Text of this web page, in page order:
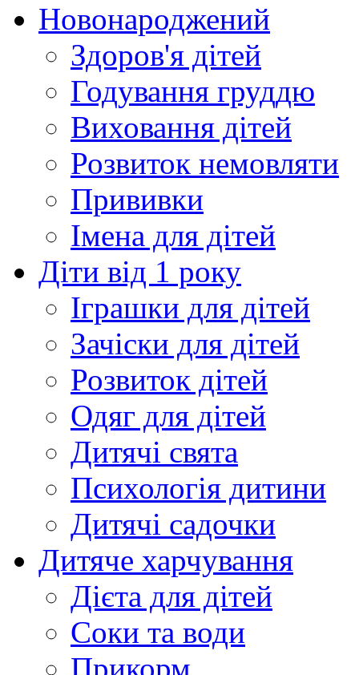
Новонароджений
Здоров'я дітей
Годування груддю
Виховання дітей
Розвиток немовляти
Прививки
Імена для дітей
Діти від 1 року
Іграшки для дітей
Зачіски для дітей
Розвиток дітей
Одяг для дітей
Дитячі свята
Психологія дитини
Дитячі садочки
Дитяче харчування
Дієта для дітей
Соки та води
Прикорм